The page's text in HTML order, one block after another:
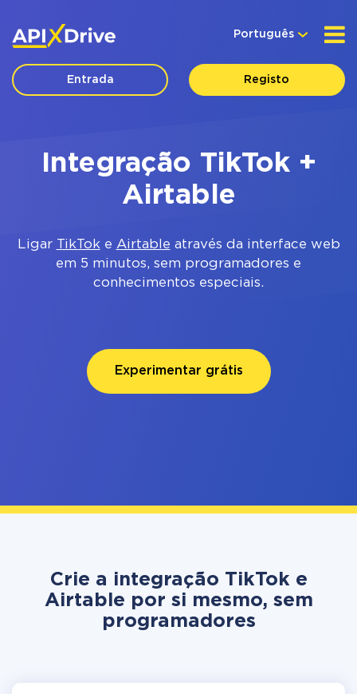
Português
Entrada Registo
Integração TikTok +
Airtable
Ligar TikToke Airtable através da interface web
em 5 minutos, sem programadores e
conhecimentos especiais.
Experimentar grátis
Crie a integração TikTok e
Airtable por si mesmo, sem
programadores